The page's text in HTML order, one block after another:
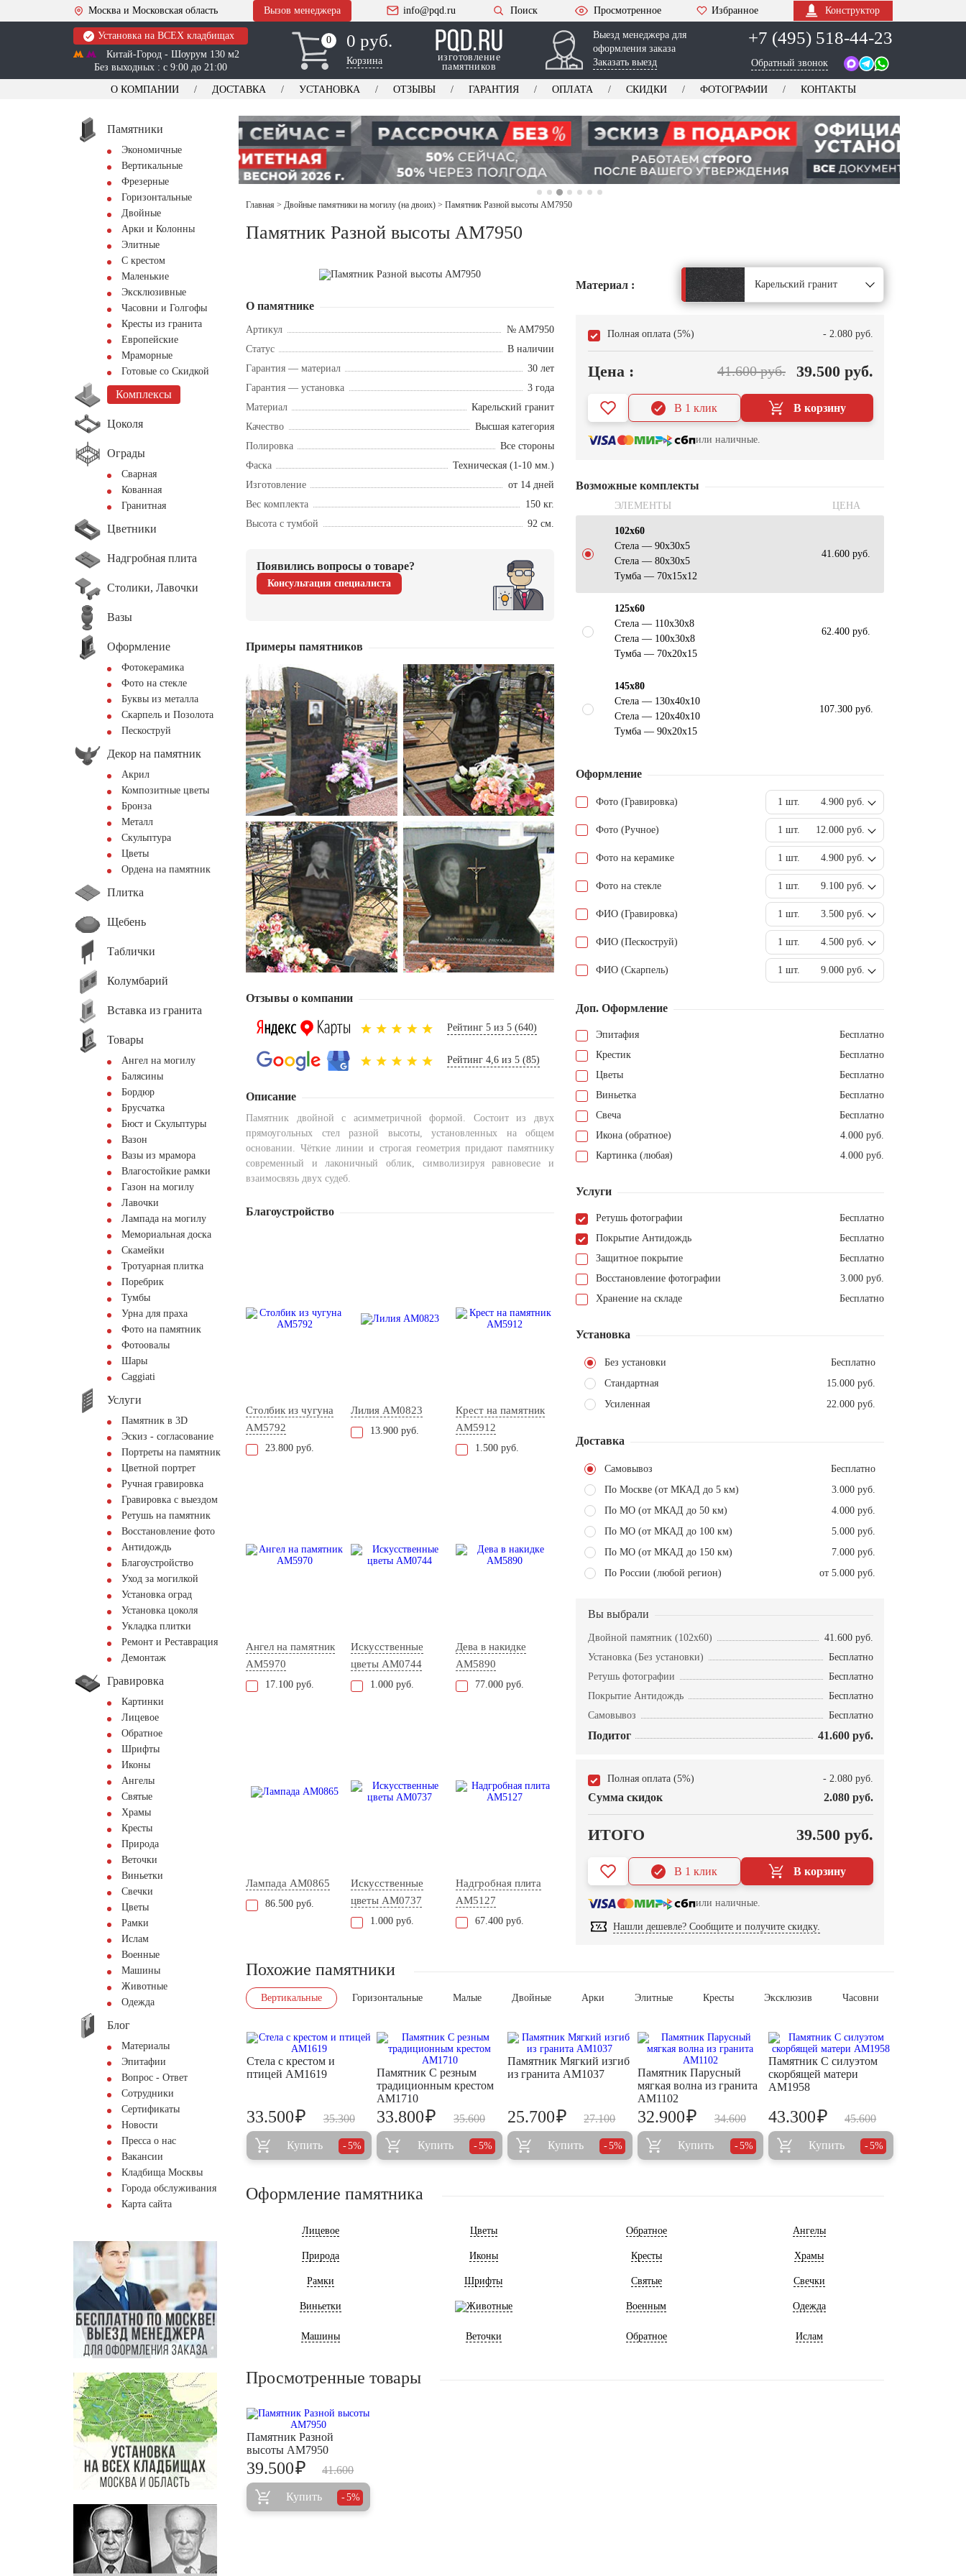
Москва и Московская область Вызов менеджера info@pqd.ru Поиск Просмотренное Избранное Конструктор
Установка на ВСЕХ кладбищах
Китай-Город - Шоурум 130 м2
Без выходных : с 9:00 до 21:00
0
0 0 руб.
Корзина
изготовление
памятников
Выезд менеджера для
оформления заказа
Заказать выезд
+7 (495) 518-44-23
Обратный звонок
О КОМПАНИИ ДОСТАВКА УСТАНОВКА ОТЗЫВЫ ГАРАНТИЯ ОПЛАТА СКИДКИ ФОТОГРАФИИ КОНТАКТЫ
Памятники
Экономичные
Вертикальные
Фрезерные
Горизонтальные
Двойные
Арки и Колонны
Элитные
С крестом
Маленькие
Эксклюзивные
Часовни и Голгофы
Кресты из гранита
Европейские
Мраморные
Готовые со Скидкой
Комплексы
Цоколя
Ограды
Сварная
Кованная
Гранитная
Цветники
Надгробная плита
Столики, Лавочки
Вазы
Оформление
Фотокерамика
Фото на стекле
Буквы из металла
Скарпель и Позолота
Пескоструй
Декор на памятник
Акрил
Композитные цветы
Бронза
Металл
Скульптура
Цветы
Ордена на памятник
Плитка
Щебень
Таблички
Колумбарий
Вставка из гранита
Товары
Ангел на могилу
Балясины
Бордюр
Брусчатка
Бюст и Скульптуры
Вазон
Вазы из мрамора
Влагостойкие рамки
Газон на могилу
Лавочки
Лампада на могилу
Мемориальная доска
Скамейки
Тротуарная плитка
Поребрик
Тумбы
Урна для праха
Фото на памятник
Фотоовалы
Шары
Сaggiati
Услуги
Памятник в 3D
Эскиз - согласование
Портреты на памятник
Цветной портрет
Ручная гравировка
Гравировка с выездом
Ретушь на памятник
Восстановление фото
Антидождь
Благоустройство
Уход за могилкой
Установка оград
Установка цоколя
Укладка плитки
Ремонт и Реставрация
Демонтаж
Гравировка
Картинки
Лицевое
Обратное
Шрифты
Иконы
Ангелы
Святые
Храмы
Кресты
Природа
Веточки
Виньетки
Свечки
Цветы
Рамки
Ислам
Военные
Машины
Животные
Одежда
Блог
Материалы
Эпитафии
Вопрос - Ответ
Сотрудники
Сертификаты
Новости
Пресса о нас
Вакансии
Кладбища Москвы
Города обслуживания
Карта сайта
Главная > Двойные памятники на могилу (на двоих) > Памятник Разной высоты AM7950
Памятник Разной высоты AM7950
О памятнике
Артикул
№ AM7950
Статус
В наличии
Гарантия — материал
30 лет
Гарантия — установка
3 года
Материал
Карельский гранит
Качество
Высшая категория
Полировка
Все стороны
Фаска
Техническая (1-10 мм.)
Изготовление
от 14 дней
Вес комплекта
150 кг.
Высота с тумбой
92 см.
Появились вопросы о товаре?
Консультация специалиста
Примеры памятников
Отзывы о компании
Рейтинг 5 из 5 (640)
Рейтинг 4,6 из 5 (85)
Описание
Памятник двойной с асимметричной формой. Состоит из двух
прямоугольных стел разной высоты, установленных на общем
основании. Чёткие линии и строгая геометрия придают памятнику
современный и лаконичный облик, символизируя равновесие и
взаимосвязь двух судеб.
Благоустройство
Столбик из чугуна
AM5792
23.800 руб.
Лилия AM0823
13.900 руб.
Крест на памятник
AM5912
1.500 руб.
Ангел на памятник
AM5970
17.100 руб.
Искусственные
цветы AM0744
1.000 руб.
Дева в накидке
AM5890
77.000 руб.
Лампада AM0865
86.500 руб.
Искусственные
цветы AM0737
1.000 руб.
Надгробная плита
AM5127
67.400 руб.
Материал : Карельский гранит
Полная оплата (5%) - 2.080 руб.
Цена : 41.600 руб. 39.500 руб.
В корзину
В 1 клик
или наличные.
Возможные комплекты
ЭЛЕМЕНТЫ ЦЕНА
102х60
Стела — 90х30х5
Стела — 80х30х5
Тумба — 70х15х12
41.600 руб.
125х60
Стела — 110х30х8
Стела — 100х30х8
Тумба — 70х20х15
62.400 руб.
145х80
Стела — 130х40х10
Стела — 120х40х10
Тумба — 90х20х15
107.300 руб.
Оформление
Фото (Гравировка) 1 шт. 4.900 руб.
Фото (Ручное) 1 шт. 12.000 руб.
Фото на керамике 1 шт. 4.900 руб.
Фото на стекле 1 шт. 9.100 руб.
ФИО (Гравировка) 1 шт. 3.500 руб.
ФИО (Пескоструй) 1 шт. 4.500 руб.
ФИО (Скарпель) 1 шт. 9.000 руб.
Доп. Оформление
Эпитафия
Бесплатно
Крестик
Бесплатно
Цветы
Бесплатно
Виньетка
Бесплатно
Свеча
Бесплатно
Икона (обратное)
4.000 руб.
Картинка (любая)
4.000 руб.
Услуги
Ретушь фотографии
Бесплатно
Покрытие Антидождь
Бесплатно
Защитное покрытие
Бесплатно
Восстановление фотографии
3.000 руб.
Хранение на складе
Бесплатно
Установка
Без установки
Бесплатно
Стандартная
15.000 руб.
Усиленная
22.000 руб.
Доставка
Самовывоз
Бесплатно
По Москве (от МКАД до 5 км)
3.000 руб.
По МО (от МКАД до 50 км)
4.000 руб.
По МО (от МКАД до 100 км)
5.000 руб.
По МО (от МКАД до 150 км)
7.000 руб.
По России (любой регион)
от 5.000 руб.
Вы выбрали
Двойной памятник (102х60)
41.600 руб.
Установка (Без установки)
Бесплатно
Ретушь фотографии
Бесплатно
Покрытие Антидождь
Бесплатно
Самовывоз
Бесплатно
Подитог 41.600 руб.
Полная оплата (5%) - 2.080 руб.
Сумма скидок 2.080 руб.
ИТОГО 39.500 руб.
В корзину
В 1 клик
или наличные.
Нашли дешевле? Сообщите и получите скидку.
Похожие памятники
Вертикальные Горизонтальные Малые Двойные Арки Элитные Кресты Эксклюзив Часовни
Стела с крестом и
птицей AM1619
35.300
33.500₽
Купить 5%
Памятник С резным
традиционным крестом
AM1710
35.600
33.800₽
Купить 5%
Памятник Мягкий изгиб
из гранита AM1037
27.100
25.700₽
Купить 5%
Памятник Парусный
мягкая волна из гранита
AM1102
34.600
32.900₽
Купить 5%
Памятник С силуэтом
скорбящей матери
AM1958
45.600
43.300₽
Купить 5%
Оформление памятника
Лицевое Цветы Обратное Ангелы
Природа Иконы Кресты Храмы
Рамки Шрифты Святые Свечки
Виньетки Животные Военным Одежда
Машины Веточки Обратное Ислам
Просмотренные товары
Памятник Разной
высоты AM7950
41.600
39.500₽
Купить 5%